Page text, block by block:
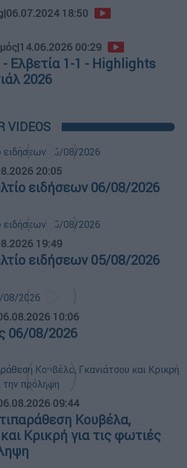
|06.07.2024 18:50
|14.06.2026 00:29
Ελβετία 1-1 - Highlights
2026
VIDEOS
20:05
ειδήσεων 06/08/2026
19:49
ειδήσεων 05/08/2026
10:06
06/08/2026
09:44
Κουβέλα,
Κρικρή για τις φωτιές